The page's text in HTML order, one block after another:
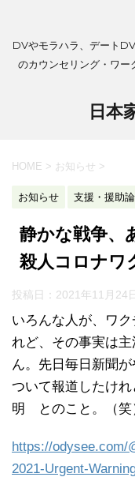
DVやモラハラ、デート
のカウンセリング・ワー
日本
HOME > お知らせ >
お知らせ 支援・援助論
静かな戦争、
殺人コロナワ
投稿日： 2021年11月24日
いろんな人が、ワ
れど、その事実は
ん。先日毎日新聞
ついて報道したけ
明 とのこと。（笑
https://odysee.com/
2021-Urgent-